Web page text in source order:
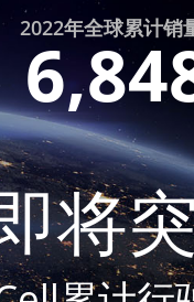
2022年全球累计销
将